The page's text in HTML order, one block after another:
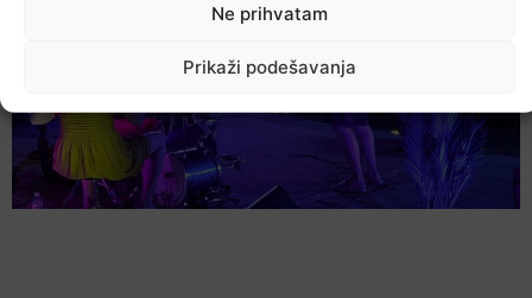
Ne prihvatam
Prikaži podešavanja